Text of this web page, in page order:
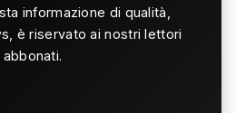
informazione di qualità,
è riservato ai nostri lettori
abbonati.